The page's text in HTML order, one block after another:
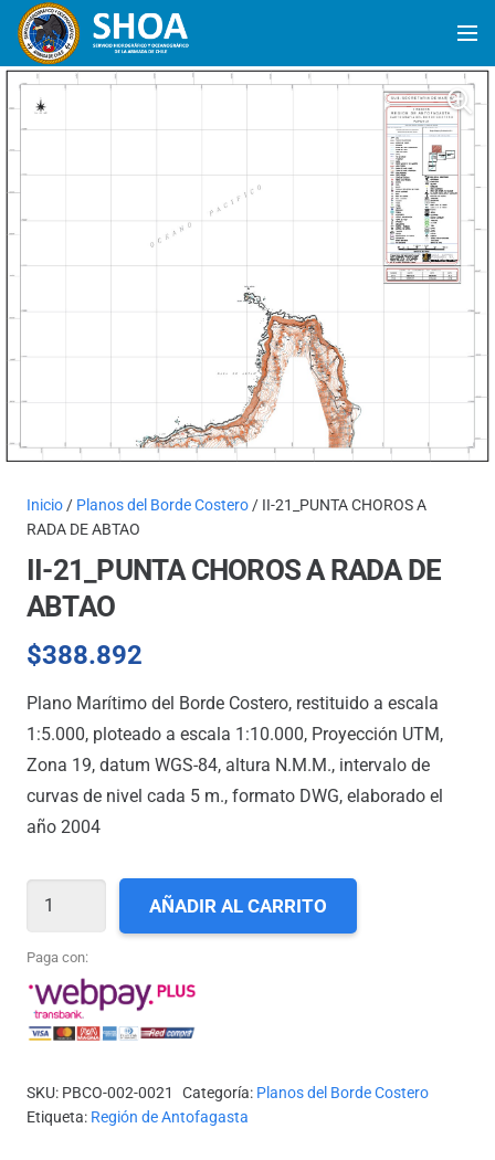
Inicio / Planos del Borde Costero / II-21_PUNTA CHOROS A
RADA DE ABTAO
II-21_PUNTA CHOROS A RADA DE
ABTAO
$388.892
Plano Marítimo del Borde Costero, restituido a escala
1:5.000, ploteado a escala 1:10.000, Proyección UTM,
Zona 19, datum WGS-84, altura N.M.M., intervalo de
curvas de nivel cada 5 m., formato DWG, elaborado el
año 2004
CHOROS
A
RADA
DE
cantidad
AÑADIR AL CARRITO
Paga con:
SKU: PBCO-002-0021 Categoría: Planos del Borde Costero
Etiqueta: Región de Antofagasta